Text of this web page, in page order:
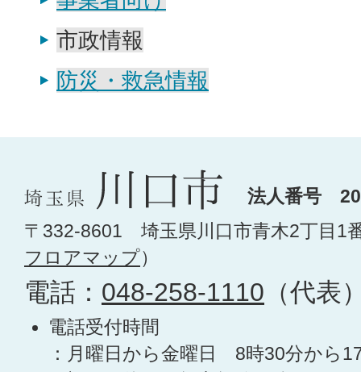
市政情報
防災・救急情報
法人番号
〒332-8601 埼玉県川口市青木2丁目1
フロアマップ）
電話： 048-258-1110 （代表
電話受付時間
：月曜日から金曜日 8時30分から